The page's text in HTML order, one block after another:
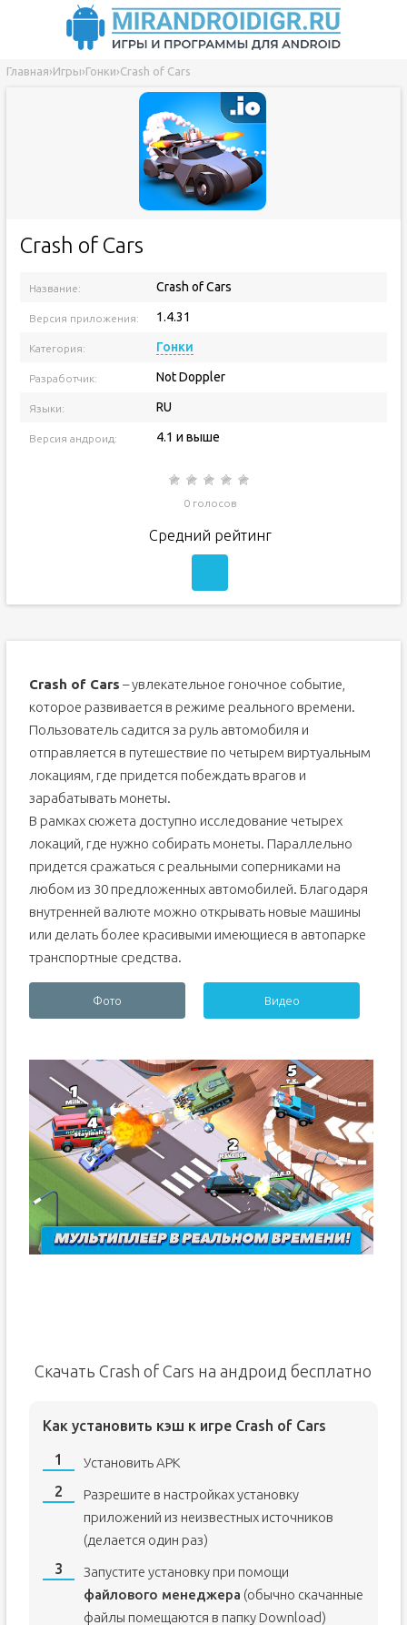
Главная›Игры›Гонки›Crash of Cars
Crash of Cars
Название: Crash of Cars
Версия приложения: 1.4.31
Категория: Гонки
Разработчик: Not Doppler
Языки: RU
Версия андроид: 4.1 и выше
0 голосов
Средний рейтинг
Crash of Cars – увлекательное гоночное событие,
которое развивается в режиме реального времени.
Пользователь садится за руль автомобиля и
отправляется в путешествие по четырем виртуальным
локациям, где придется побеждать врагов и
зарабатывать монеты.
В рамках сюжета доступно исследование четырех
локаций, где нужно собирать монеты. Параллельно
придется сражаться с реальными соперниками на
любом из 30 предложенных автомобилей. Благодаря
внутренней валюте можно открывать новые машины
или делать более красивыми имеющиеся в автопарке
транспортные средства.
Фото Видео
Скачать Crash of Cars на андроид бесплатно
Как установить кэш к игре Crash of Cars
Установить APK
Разрешите в настройках установку
приложений из неизвестных источников
(делается один раз)
Запустите установку при помощи
файлового менеджера (обычно скачанные
файлы помещаются в папку Download)